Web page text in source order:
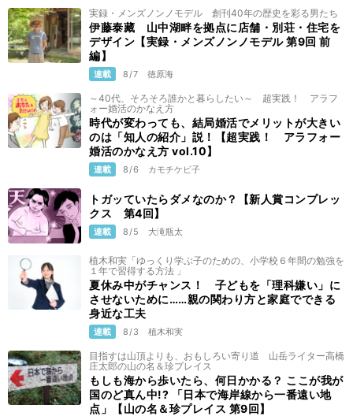
実録・メンズノンノモデル 創刊40年の歴史を彩る男たち
伊藤泰藏 山中湖畔を拠点に店舗・別荘・住宅を
デザイン【実録・メンズノンノモデル 第9回 前
編】
連載 8/7 徳原海
～40代、そろそろ誰かと暮らしたい～ 超実践！ アラフ
ォー婚活のかなえ方
時代が変わっても、結局婚活でメリットが大きい
のは「知人の紹介」説！【超実践！ アラフォー
婚活のかなえ方 vol.10】
連載 8/6 カモチケビ子
トガッていたらダメなのか？【新人賞コンプレッ
クス 第4回】
連載 8/5 大滝瓶太
植木和実「ゆっくり学ぶ子のための、小学校６年間の勉強を
１年で習得する方法 」
夏休み中がチャンス！ 子どもを「理科嫌い」に
させないために……親の関わり方と家庭でできる
身近な工夫
連載 8/3 植木和実
目指すは山頂よりも、おもしろい寄り道 山岳ライター高橋
庄太郎の山の名＆珍プレイス
もしも海から歩いたら、何日かかる？ ここが我が
国のど真ん中!? 「日本で海岸線から一番遠い地
点」【山の名＆珍プレイス 第9回】